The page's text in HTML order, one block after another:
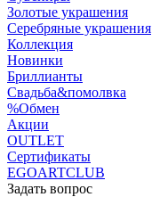
Золотые украшения
Серебряные украшения
Коллекция
Новинки
Бриллианты
Свадьба&помолвка
%Обмен
Акции
OUTLET
Сертификаты
EGOARTCLUB
Задать вопрос